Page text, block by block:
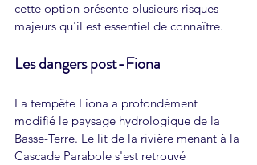
cette option présente plusieurs risques
majeurs qu'il est essentiel de connaître.
Les dangers post-Fiona
La tempête Fiona a profondément
modifié le paysage hydrologique de la
Basse-Terre. Le lit de la rivière menant à la
Cascade Parabole s'est retrouvé